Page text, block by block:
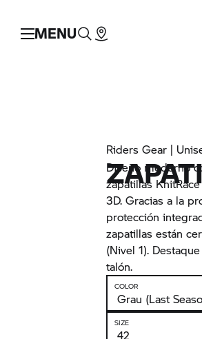
MENU
Riders Gear |
Diseño moderno
zapatillas
3D. Gracias a la
protección
zapatillas están
(Nivel 1).
talón.
COLOR
SIZE